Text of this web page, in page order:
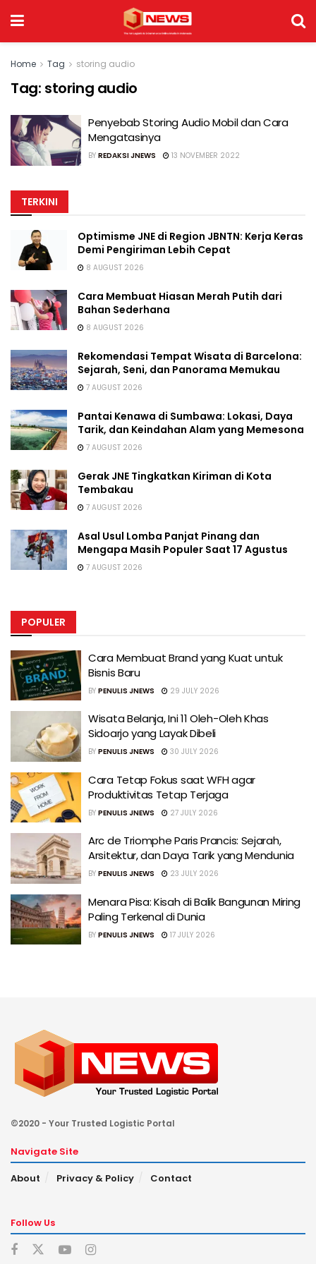
Home Tag storing audio
Tag: storing audio
Penyebab Storing Audio Mobil dan Cara
Mengatasinya
BY REDAKSI JNEWS 13 NOVEMBER 2022
TERKINI
Optimisme JNE di Region JBNTN: Kerja Keras
Demi Pengiriman Lebih Cepat
8 AUGUST 2026
Cara Membuat Hiasan Merah Putih dari
Bahan Sederhana
8 AUGUST 2026
Rekomendasi Tempat Wisata di Barcelona:
Sejarah, Seni, dan Panorama Memukau
7 AUGUST 2026
Pantai Kenawa di Sumbawa: Lokasi, Daya
Tarik, dan Keindahan Alam yang Memesona
7 AUGUST 2026
Gerak JNE Tingkatkan Kiriman di Kota
Tembakau
7 AUGUST 2026
Asal Usul Lomba Panjat Pinang dan
Mengapa Masih Populer Saat 17 Agustus
7 AUGUST 2026
POPULER
Cara Membuat Brand yang Kuat untuk
Bisnis Baru
BY PENULIS JNEWS 29 JULY 2026
Wisata Belanja, Ini 11 Oleh-Oleh Khas
Sidoarjo yang Layak Dibeli
BY PENULIS JNEWS 30 JULY 2026
Cara Tetap Fokus saat WFH agar
Produktivitas Tetap Terjaga
BY PENULIS JNEWS 27 JULY 2026
Arc de Triomphe Paris Prancis: Sejarah,
Arsitektur, dan Daya Tarik yang Mendunia
BY PENULIS JNEWS 23 JULY 2026
Menara Pisa: Kisah di Balik Bangunan Miring
Paling Terkenal di Dunia
BY PENULIS JNEWS 17 JULY 2026
©2020 - Your Trusted Logistic Portal
Navigate Site
About
Privacy & Policy Contact
Follow Us